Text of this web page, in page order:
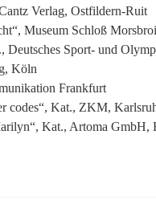
Verlag, Ostfildern-Ruit
Museum Schloß
Sport- und
Köln
Frankfurt
codes“, Kat., ZKM,
Kat., Artoma GmbH,